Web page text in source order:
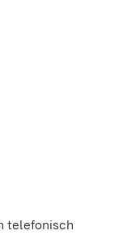
telefonisch